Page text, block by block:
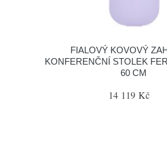
FIALOVÝ KOVOVÝ
KONFERENČNÍ STOLEK
60 CM
14 119 Kč